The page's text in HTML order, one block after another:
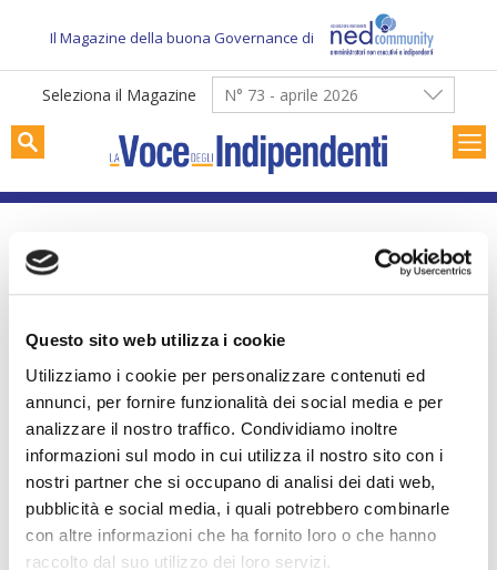
Questo sito web utilizza i cookie
Utilizziamo i cookie per personalizzare contenuti ed
annunci, per fornire funzionalità dei social media e per
analizzare il nostro traffico. Condividiamo inoltre
informazioni sul modo in cui utilizza il nostro sito con i
nostri partner che si occupano di analisi dei dati web,
pubblicità e social media, i quali potrebbero combinarle
con altre informazioni che ha fornito loro o che hanno
raccolto dal suo utilizzo dei loro servizi.
content
Il Magazine della buona Governance di
Seleziona il Magazine N° 73 - aprile 2026